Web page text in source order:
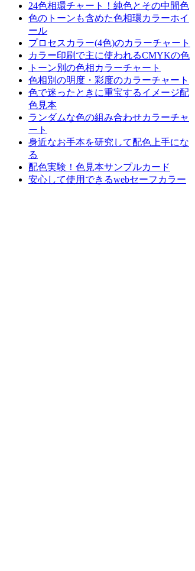
24色相環チャート！純色とその中間色
色のトーンも含めた色相環カラーホイ
ール
プロセスカラー(4色)のカラーチャート
カラー印刷で主に使われるCMYKの色
トーン別の色相カラーチャート
色相別の明度・彩度のカラーチャート
色で迷ったときに重宝するイメージ配
色見本
ランダムな色の組み合わせカラーチャ
ート
身近なお手本を研究して配色上手にな
る
配色実験！色見本サンプルカード
安心して使用できるwebセーフカラー